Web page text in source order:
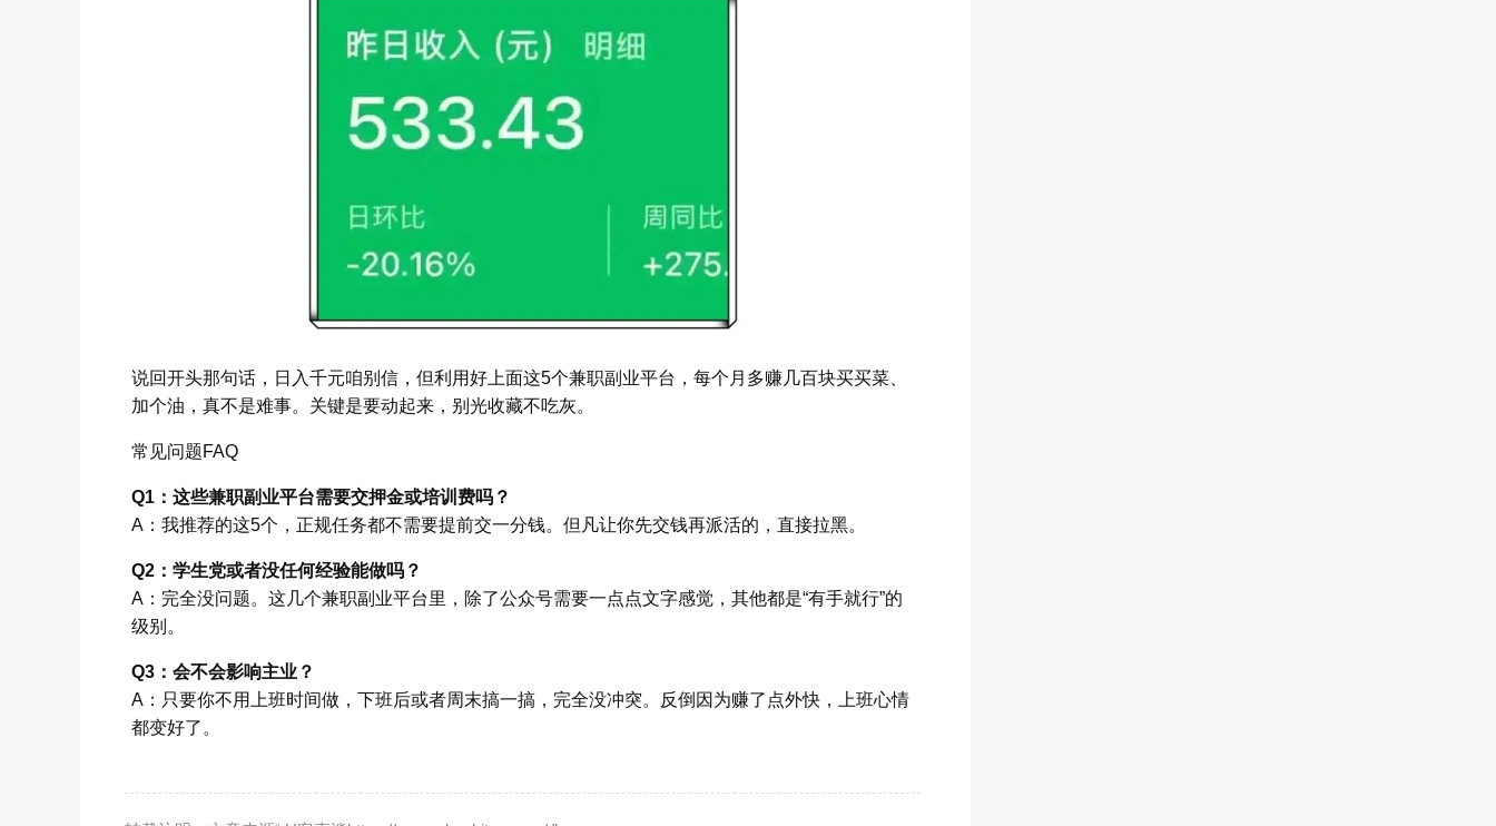
说回开头那句话，日入千元咱别信，但利用好上面这5个兼职副业平台，每个月多赚几百块买买菜、
加个油，真不是难事。关键是要动起来，别光收藏不吃灰。
常见问题FAQ
Q1：这些兼职副业平台需要交押金或培训费吗？
A：我推荐的这5个，正规任务都不需要提前交一分钱。但凡让你先交钱再派活的，直接拉黑。
Q2：学生党或者没任何经验能做吗？
A：完全没问题。这几个兼职副业平台里，除了公众号需要一点点文字感觉，其他都是“有手就行”的
级别。
Q3：会不会影响主业？
A：只要你不用上班时间做，下班后或者周末搞一搞，完全没冲突。反倒因为赚了点外快，上班心情
都变好了。